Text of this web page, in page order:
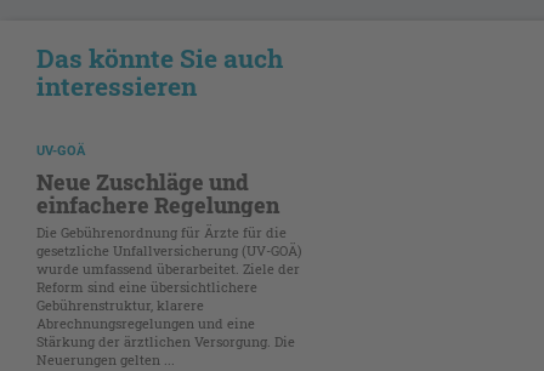
Das könnte Sie auch
interessieren
UV-GOÄ
Neue Zuschläge und
einfachere Regelungen
Die Gebührenordnung für Ärzte für die
gesetzliche Unfallversicherung (UV-GOÄ)
wurde umfassend überarbeitet. Ziele der
Reform sind eine übersichtlichere
Gebührenstruktur, klarere
Abrechnungsregelungen und eine
Stärkung der ärztlichen Versorgung. Die
Neuerungen gelten ...